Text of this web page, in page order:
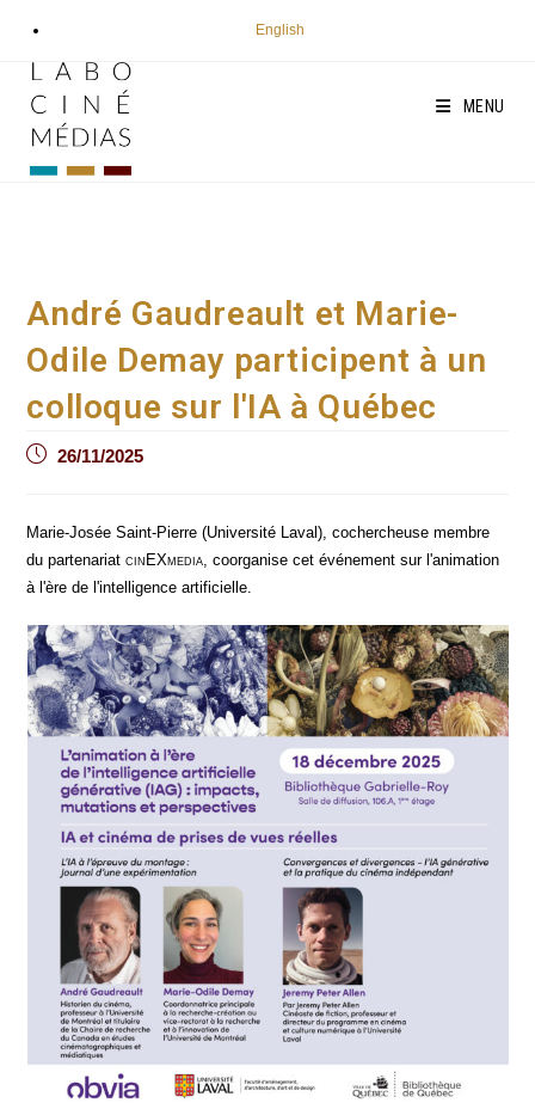
contenu
English
MENU
André Gaudreault et Marie-
Odile Demay participent à un
colloque sur l'IA à Québec
Post26/11/2025
Marie-Josée Saint-Pierre (Uni­ver­si­té Laval), cocher­cheuse membre
du par­te­na­riatcin EXmedia, coor­ga­nise cet évé­ne­ment sur l'animation
à l'ère de l'intelligence artificielle.